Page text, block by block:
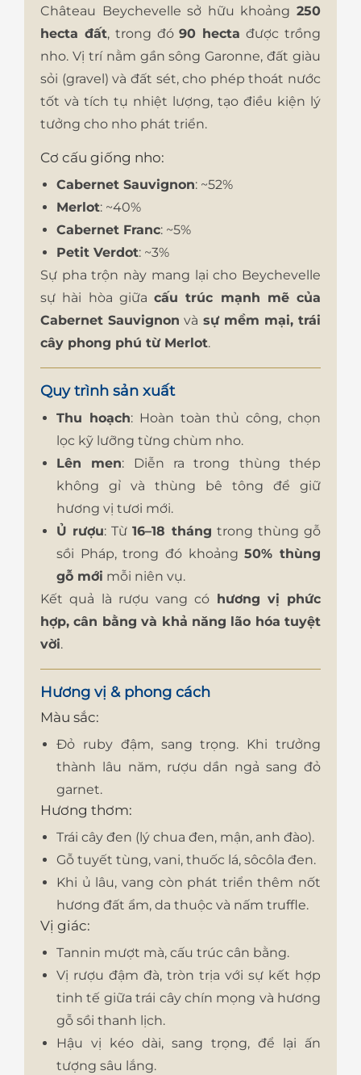
Château Beychevelle sở hữu khoảng 250
hecta đất, trong đó90 hecta được trồng
nho. Vị trí nằm gần sông Garonne, đất giàu
sỏi (gravel) và đất sét, cho phép thoát nước
tốt và tích tụ nhiệt lượng, tạo điều kiện lý
tưởng cho nho phát triển.
Cơ cấu giống nho:
Cabernet Sauvignon: ~52%
Merlot: ~40%
Cabernet Franc: ~5%
Petit Verdot: ~3%
Sự pha trộn này mang lại cho Beychevelle
sự hài hòa giữa cấu trúc mạnh mẽ của
Cabernet Sauvignon và sự mềm mại, trái
cây phong phú từ Merlot.
Quy trình sản xuất
Thu hoạch: Hoàn toàn thủ công, chọn
lọc kỹ lưỡng từng chùm nho.
Lên men: Diễn ra trong thùng thép
không gỉ và thùng bê tông để giữ
hương vị tươi mới.
Ủ rượu: Từ16–18 tháng trong thùng gỗ
sồi Pháp, trong đó khoảng50% thùng
gỗ mới mỗi niên vụ.
Kết quả là rượu vang có
hương vị phức
hợp, cân bằng và khả năng lão hóa tuyệt
vời.
Hương vị & phong cách
Màu sắc:
Đỏ ruby đậm, sang trọng. Khi trưởng
thành lâu năm, rượu dần ngả sang đỏ
garnet.
Hương thơm:
Trái cây đen (lý chua đen, mận, anh đào).
Gỗ tuyết tùng, vani, thuốc lá, sôcôla đen.
Khi ủ lâu, vang còn phát triển thêm nốt
hương đất ẩm, da thuộc và nấm truffle.
Vị giác:
Tannin mượt mà, cấu trúc cân bằng.
Vị rượu đậm đà, tròn trịa với sự kết hợp
tinh tế giữa trái cây chín mọng và hương
gỗ sồi thanh lịch.
Hậu vị kéo dài, sang trọng, để lại ấn
tượng sâu lắng.